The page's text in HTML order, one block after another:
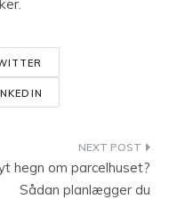
hegn om parcelhuset?
Sådan planlægger du